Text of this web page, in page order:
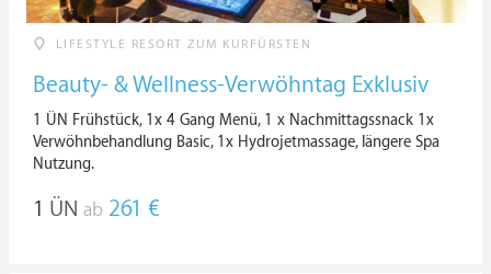
LIFESTYLE RESORT ZUM KURFÜRSTEN
Beauty- & Wellness-Verwöhntag Exklusiv
1 ÜN Frühstück, 1x 4 Gang Menü, 1 x Nachmittagssnack 1x
Verwöhnbehandlung Basic, 1x Hydrojetmassage, längere Spa
Nutzung.
1 ÜN ab 261 €